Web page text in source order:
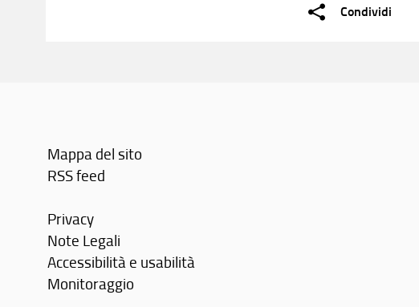
Condividi
Mappa del sito
RSS feed
Privacy
Note Legali
Accessibilità e usabilità
Monitoraggio